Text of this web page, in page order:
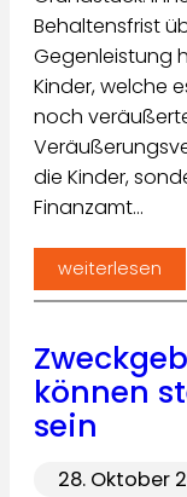
Behaltensfrist
Gegenleistung
Kinder, welche
noch
die Kinder,
Finanzamt…
weiterlesen
können
sein
28. Oktober